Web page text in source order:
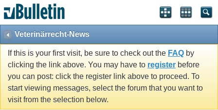
Veterinärrecht-News
If this is your first visit, be sure to check out the FAQ by
clicking the link above. You may have to register before
you can post: click the register link above to proceed. To
start viewing messages, select the forum that you want to
visit from the selection below.